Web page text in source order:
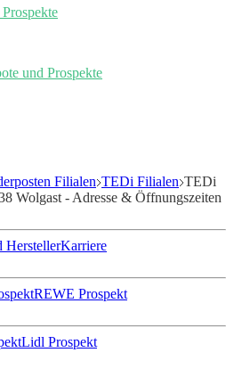
und Prospekte
Filialen TEDi Filialen TEDi
Wolgast - Adresse & Öffnungszeiten
HerstellerKarriere
REWE Prospekt
Lidl Prospekt